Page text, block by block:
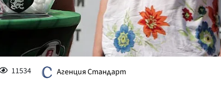
11534 Агенция Стандарт